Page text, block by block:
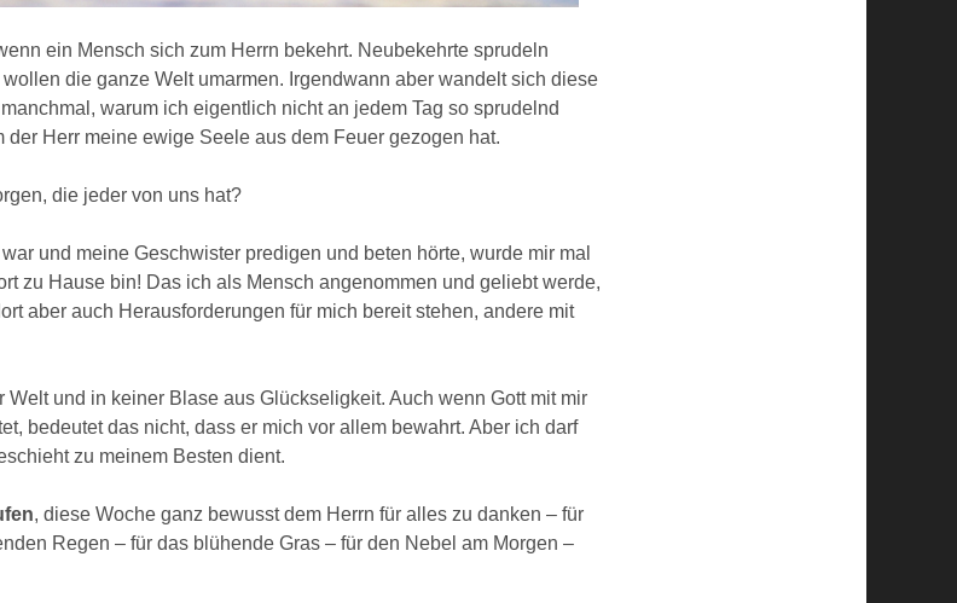
ein Mensch sich zum Herrn bekehrt. Neubekehrte sprudeln
die ganze Welt umarmen. Irgendwann aber wandelt sich diese
warum ich eigentlich nicht an jedem Tag so sprudelnd
Herr meine ewige Seele aus dem Feuer gezogen hat.
die jeder von uns hat?
und meine Geschwister predigen und beten hörte, wurde mir mal
zu Hause bin! Das ich als Mensch angenommen und geliebt werde,
aber auch Herausforderungen für mich bereit stehen, andere mit
und in keiner Blase aus Glückseligkeit. Auch wenn Gott mit mir
bedeutet das nicht, dass er mich vor allem bewahrt. Aber ich darf
zu meinem Besten dient.
, diese Woche ganz bewusst dem Herrn für alles zu danken – für
Regen – für das blühende Gras – für den Nebel am Morgen –